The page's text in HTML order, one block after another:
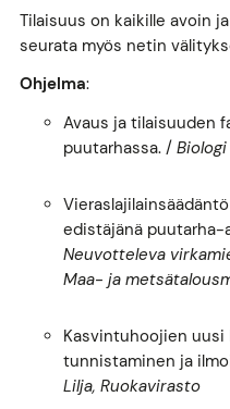
Tilaisuus on kaikille avoin
seurata myös netin
Ohjelma:
Avaus ja tilaisuuden
puutarhassa. /
edistäjänä puutarha-
Neuvotteleva
Maa- ja
Kasvintuhoojien
tunnistaminen ja
Lilja, Ruokavirasto